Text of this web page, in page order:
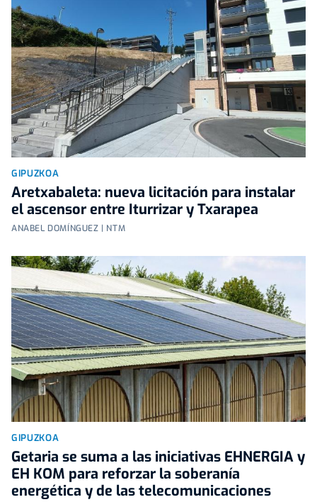
GIPUZKOA
Aretxabaleta: nueva licitación para instalar
el ascensor entre Iturrizar y Txarapea
ANABEL DOMÍNGUEZ | NTM
GIPUZKOA
Getaria se suma a las iniciativas EHNERGIA y
EH KOM para reforzar la soberanía
energética y de las telecomunicaciones